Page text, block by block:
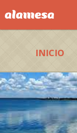
INICIO